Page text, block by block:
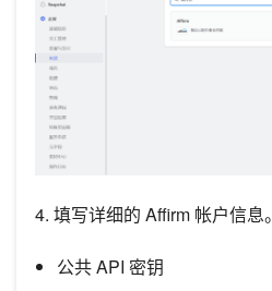
4. 填写详细的 Affirm 帐户信息。
公共 API 密钥